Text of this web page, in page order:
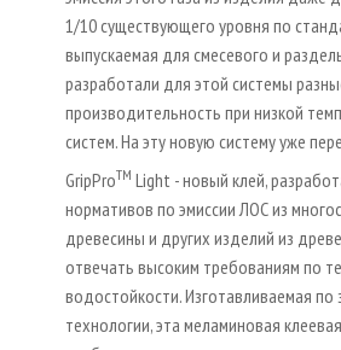
1/10 существующего уровня по
выпускаемая для смесевого и
разработали для этой системы
производительность при низкой
систем. На эту новую систему уже
GripProTM Light - новый клей,
нормативов по эмиссии ЛОС из
древесины и других изделий из
отвечать высоким требованиям по
водостойкости. Изготавливаемая по
технологии, эта меламиновая